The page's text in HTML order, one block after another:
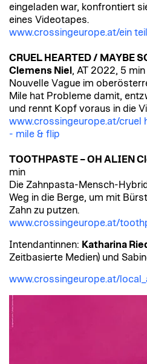
eingeladen war, konfrontiert
eines Videotapes.
www.crossingeurope.at/ein
CRUEL HEARTED / MAYBE
Clemens Niel , AT 2022, 5 min
Nouvelle Vague im
Mile hat Probleme damit,
und rennt Kopf voraus in die
www.crossingeurope.at/cruel
- mile & flip
TOOTHPASTE – OH ALIEN
min
Die Zahnpasta-Mensch-
Weg in die Berge, um mit
Zahn zu putzen.
www.crossingeurope.at/
Intendantinnen: Katharina
Zeitbasierte Medien) und
www.crossingeurope.at/